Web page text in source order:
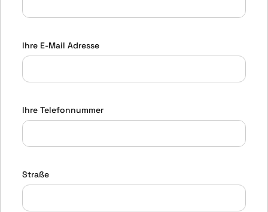
Ihre E-Mail Adresse
Ihre Telefonnummer
Straße